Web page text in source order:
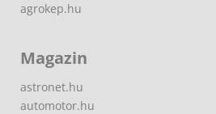
agrokep.hu
Magazin
astronet.hu
automotor.hu